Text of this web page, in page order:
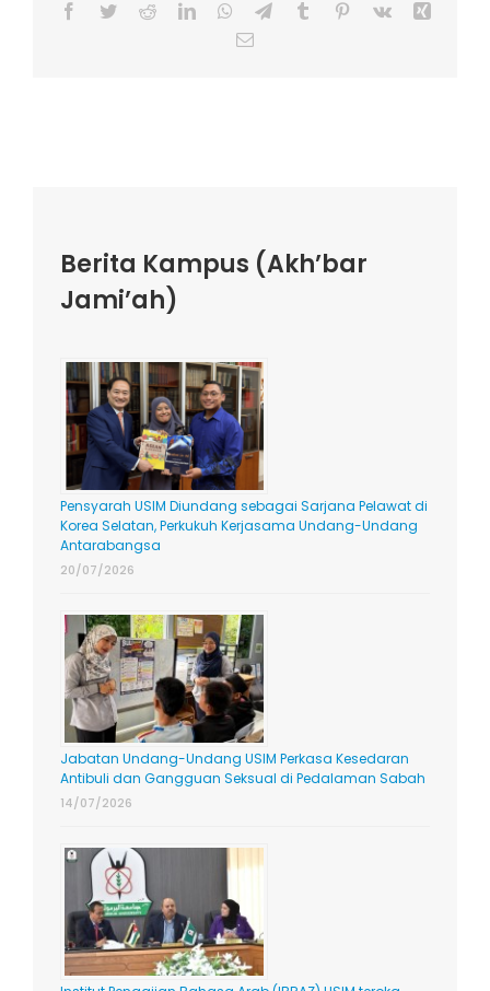
Facebook
TwitterRedditLinkedInWhatsApp
TelegramTumblr Pinterest
Vk
Email
Berita Kampus (Akh’bar
Jami’ah)
Pensyarah USIM Diundang sebagai Sarjana Pelawat di
Korea Selatan, Perkukuh Kerjasama Undang-Undang
Antarabangsa
20/07/2026
Jabatan Undang-Undang USIM Perkasa Kesedaran
Antibuli dan Gangguan Seksual di Pedalaman Sabah
14/07/2026